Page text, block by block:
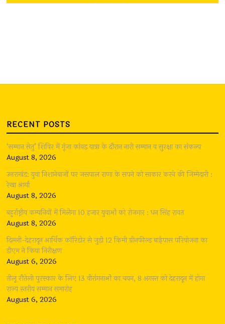
RECENT POSTS
‘सम्मान सेतु’ शिविर में गूंजा कांवड़ यात्रा के दौरान नारी सम्मान व सुरक्षा का संकल्प
August 8, 2026
उत्तराखंड: युवा निशानेबाजों पर जसपाल राणा के सपने को साकार करने की जिम्मेदारी :
रेखा आर्या
August 8, 2026
बहुर्राष्ट्रीय कम्पनियों में मिलेगा 10 हजार युवाओं को रोजगार : धन सिंह रावत
August 8, 2026
दिल्ली-देहरादून आर्थिक कॉरिडोर से जुड़ी 12 किमी ग्रीनफील्ड बाईपास परियोजना का
डीएम ने किया निरीक्षण
August 6, 2026
तीलू रौतेली पुरस्कार के लिए 13 वीरांगनाओं का चयन, 8 अगस्त को देहरादून में होगा
राज्य स्तरीय सम्मान समारोह
August 6, 2026